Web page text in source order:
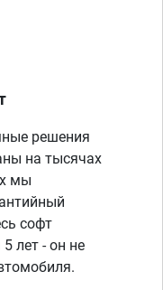
решения
на тысячах
мы
софт
лет - он не